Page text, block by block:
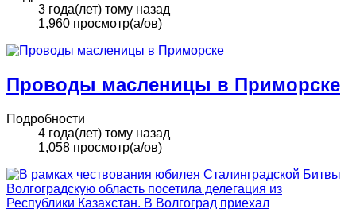
3 года(лет) тому назад
1,960 просмотр(а/ов)
Проводы масленицы в Приморске
Подробности
4 года(лет) тому назад
1,058 просмотр(а/ов)